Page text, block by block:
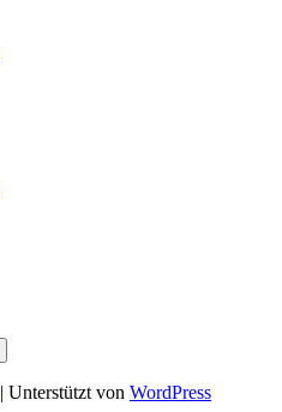
| Unterstützt von WordPress